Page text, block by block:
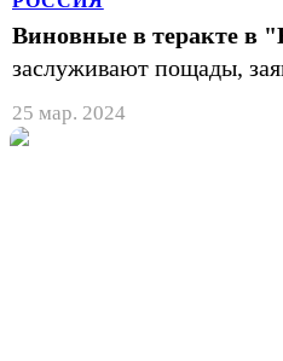
Виновные в теракте в
заслуживают пощады,
25 мар. 2024